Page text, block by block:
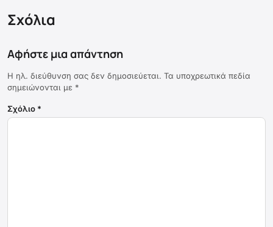
Σχόλια
Αφήστε μια απάντηση
Η ηλ. διεύθυνση σας δεν δημοσιεύεται. Τα υποχρεωτικά πεδία
σημειώνονται με *
Σχόλιο *